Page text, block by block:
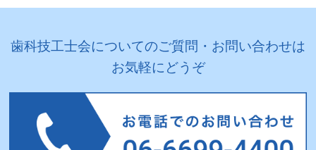
R6/3/24北東支部学術講演会
R6/3/3北大阪支部学術講演会
会員限定
2023.12.01
歯科技工士会についてのご質問・お問い合わせは
お気軽にどうぞ